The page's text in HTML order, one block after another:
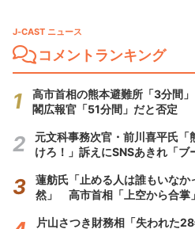
J-CAST ニュース
コメントランキング
高市首相の熊本避難所「3分間
閣広報官「51分間」だと否定
元文科事務次官・前川喜平氏
けろ！」訴えにSNSあきれ「ブ
蓮舫氏「止める人は誰もいな
然」 高市首相「上空から合掌
片山さつき財務相「失われた